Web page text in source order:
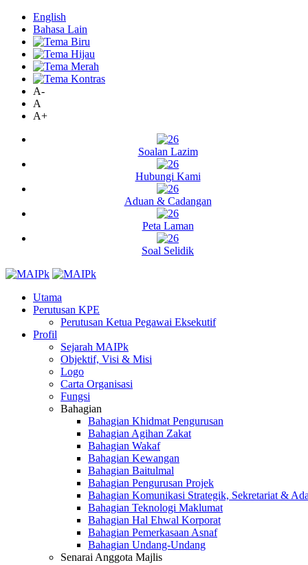
English
Bahasa Lain
A-
A
A+
Soalan Lazim
Hubungi Kami
Aduan & Cadangan
Peta Laman
Soal Selidik
Utama
Perutusan KPE
Perutusan Ketua Pegawai Eksekutif
Profil
Sejarah MAIPk
Objektif, Visi & Misi
Logo
Carta Organisasi
Fungsi
Bahagian
Bahagian Khidmat Pengurusan
Bahagian Agihan Zakat
Bahagian Wakaf
Bahagian Kewangan
Bahagian Baitulmal
Bahagian Pengurusan Projek
Bahagian Komunikasi Strategik, Sekretariat &
Bahagian Teknologi Maklumat
Bahagian Hal Ehwal Korporat
Bahagian Pemerkasaan Asnaf
Bahagian Undang-Undang
Senarai Anggota Majlis